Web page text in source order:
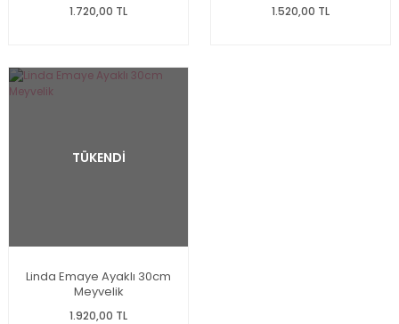
1.720,00 TL 1.520,00 TL
TÜKENDİ
Linda Emaye Ayaklı 30cm
Meyvelik
1.920,00 TL